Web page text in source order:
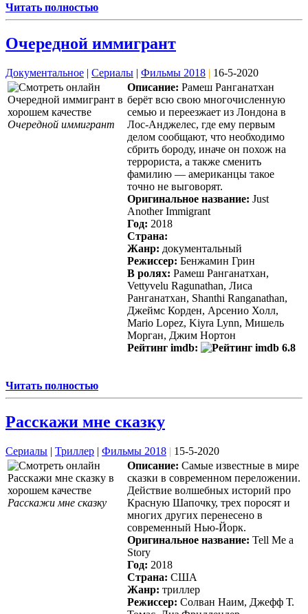
Читать полностью
Очередной иммигрант
Документальное | Сериалы | Фильмы 2018 | 16-5-2020
Очередной иммигрант
Описание: Рамеш Ранганатхан
берёт всю свою многочисленную
семью и переезжает из Лондона в
Лос-Анджелес, где ему первым
делом сообщают, что необходимо
сбрить бороду, иначе он похож на
террориста, а также сменить
фамилию — американцы такое
точно не выговорят.
Оригинальное название: Just
Another Immigrant
Год: 2018
Страна:
Жанр: документальный
Режиссер: Бенжамин Грин
В ролях: Рамеш Ранганатхан,
Vettyvelu Ragunathan, Лиса
Ранганатхан, Shanthi Ranganathan,
Джеймс Корден, Арсенио Холл,
Mario Lopez, Kiyra Lynn, Мишель
Морган, Джим Нортон
Рейтинг imdb:
6.8
Читать полностью
Расскажи мне сказку
Сериалы | Триллер | Фильмы 2018 | 15-5-2020
Расскажи мне сказку
Описание: Самые известные в мире
сказки в современном переложении.
Действие волшебных историй про
Красную Шапочку, трех поросят и
многих других перенесено в
современный Нью-Йорк.
Оригинальное название: Tell Me a
Story
Год: 2018
Страна: США
Жанр: триллер
Режиссер: Солван Наим, Джефф Т.